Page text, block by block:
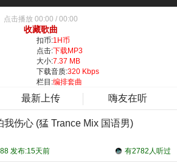
点击播放 00:00 / 00:00
收藏歌曲
扣币:1H币
点击:下载MP3
大小:7.37 MB
下载音质:320 Kbps
栏目:编排套曲
最新上传 嗨友在听
我伤心 (猛 Trance Mix 国语男)
有2782人听过
发布:15天前